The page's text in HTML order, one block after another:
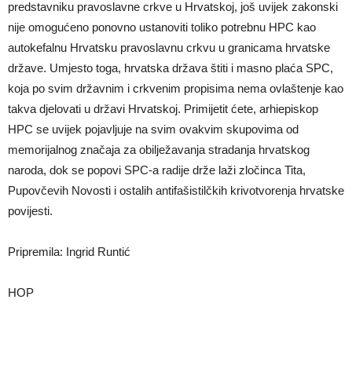
predstavniku pravoslavne crkve u Hrvatskoj, još uvijek zakonski
nije omogućeno ponovno ustanoviti toliko potrebnu HPC kao
autokefalnu Hrvatsku pravoslavnu crkvu u granicama hrvatske
države. Umjesto toga, hrvatska država štiti i masno plaća SPC,
koja po svim državnim i crkvenim propisima nema ovlaštenje kao
takva djelovati u državi Hrvatskoj. Primijetit ćete, arhiepiskop
HPC se uvijek pojavljuje na svim ovakvim skupovima od
memorijalnog značaja za obilježavanja stradanja hrvatskog
naroda, dok se popovi SPC-a radije drže laži zločinca Tita,
Pupovčevih Novosti i ostalih antifašistilčkih krivotvorenja hrvatske
povijesti.
Pripremila: Ingrid Runtić
HOP